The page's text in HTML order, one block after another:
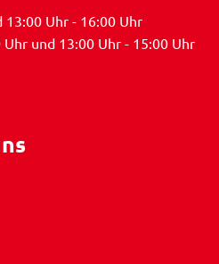
13:00 Uhr - 16:00 Uhr
und 13:00 Uhr - 15:00 Uhr